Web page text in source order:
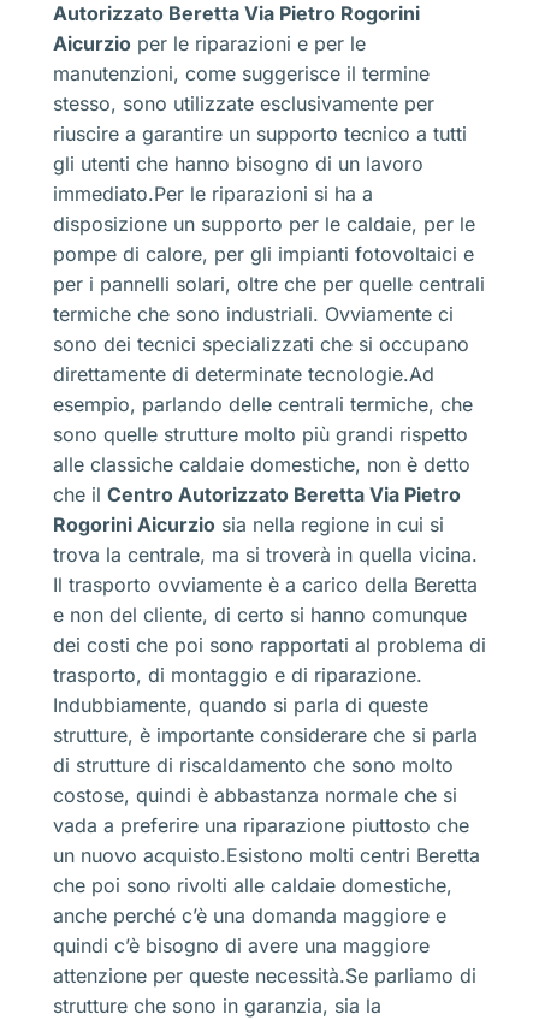
Autorizzato Beretta Via Pietro Rogorini
Aicurzio per le riparazioni e per le
manutenzioni, come suggerisce il termine
stesso, sono utilizzate esclusivamente per
riuscire a garantire un supporto tecnico a tutti
gli utenti che hanno bisogno di un lavoro
immediato.Per le riparazioni si ha a
disposizione un supporto per le caldaie, per le
pompe di calore, per gli impianti fotovoltaici e
per i pannelli solari, oltre che per quelle centrali
termiche che sono industriali. Ovviamente ci
sono dei tecnici specializzati che si occupano
direttamente di determinate tecnologie.Ad
esempio, parlando delle centrali termiche, che
sono quelle strutture molto più grandi rispetto
alle classiche caldaie domestiche, non è detto
che il Centro Autorizzato Beretta Via Pietro
Rogorini Aicurzio sia nella regione in cui si
trova la centrale, ma si troverà in quella vicina.
Il trasporto ovviamente è a carico della Beretta
e non del cliente, di certo si hanno comunque
dei costi che poi sono rapportati al problema di
trasporto, di montaggio e di riparazione.
Indubbiamente, quando si parla di queste
strutture, è importante considerare che si parla
di strutture di riscaldamento che sono molto
costose, quindi è abbastanza normale che si
vada a preferire una riparazione piuttosto che
un nuovo acquisto.Esistono molti centri Beretta
che poi sono rivolti alle caldaie domestiche,
anche perché c’è una domanda maggiore e
quindi c’è bisogno di avere una maggiore
attenzione per queste necessità.Se parliamo di
strutture che sono in garanzia, sia la